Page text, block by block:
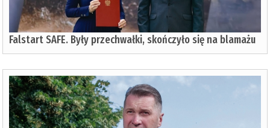
Falstart SAFE. Były przechwałki, skończyło się na blamażu